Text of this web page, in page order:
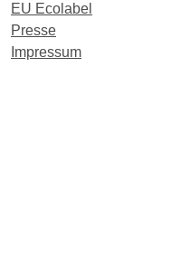
EU Ecolabel
Presse
Impressum